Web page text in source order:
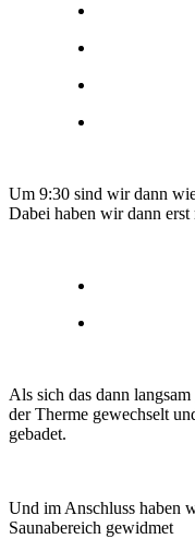
Um 9:30 sind wir dann
Dabei haben wir dann erst
Als sich das dann
der Therme gewechselt
gebadet.
Und im Anschluss haben
Saunabereich gewidmet